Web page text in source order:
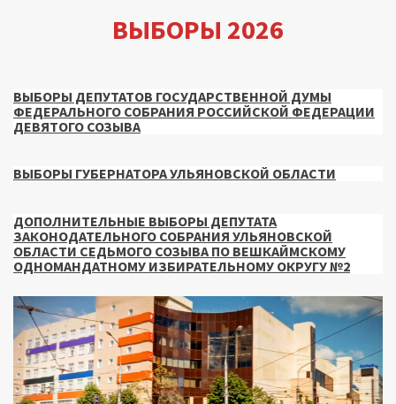
ВЫБОРЫ 2026
ВЫБОРЫ ДЕПУТАТОВ ГОСУДАРСТВЕННОЙ ДУМЫ
ФЕДЕРАЛЬНОГО СОБРАНИЯ РОССИЙСКОЙ ФЕДЕРАЦИИ
ДЕВЯТОГО СОЗЫВА
ВЫБОРЫ ГУБЕРНАТОРА УЛЬЯНОВСКОЙ ОБЛАСТИ
ДОПОЛНИТЕЛЬНЫЕ ВЫБОРЫ ДЕПУТАТА
ЗАКОНОДАТЕЛЬНОГО СОБРАНИЯ УЛЬЯНОВСКОЙ
ОБЛАСТИ СЕДЬМОГО СОЗЫВА ПО ВЕШКАЙМСКОМУ
ОДНОМАНДАТНОМУ ИЗБИРАТЕЛЬНОМУ ОКРУГУ №2